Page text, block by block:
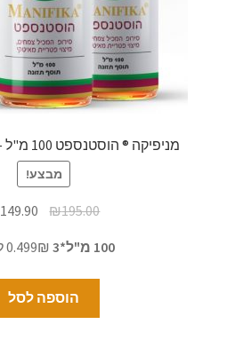
מניפיקה ® הוסטנספט 100 מ"ל – מבצע שלישייה
מבצע!
₪195.00
149.90
100 מ"ל*3
הוספה לסל